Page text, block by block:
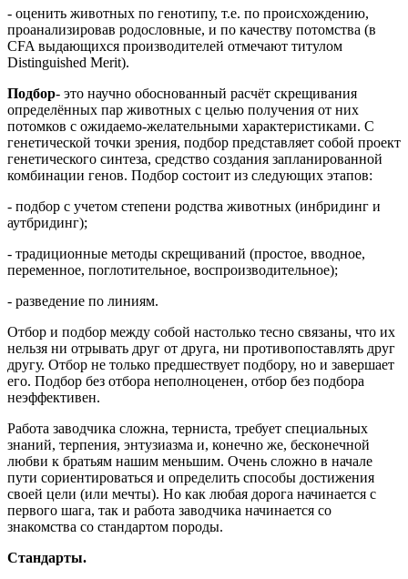
- оценить животных по генотипу, т.е. по происхождению,
проанализировав родословные, и по качеству потомства (в
CFA выдающихся производителей отмечают титулом
Distinguished Merit).
Подбор- это научно обоснованный расчёт скрещивания
определённых пар животных с целью получения от них
потомков с ожидаемо-желательными характеристиками. С
генетической точки зрения, подбор представляет собой проект
генетического синтеза, средство создания запланированной
комбинации генов. Подбор состоит из следующих этапов:
- подбор с учетом степени родства животных (инбридинг и
аутбридинг);
- традиционные методы скрещиваний (простое, вводное,
переменное, поглотительное, воспроизводительное);
- разведение по линиям.
Отбор и подбор между собой настолько тесно связаны, что их
нельзя ни отрывать друг от друга, ни противопоставлять друг
другу. Отбор не только предшествует подбору, но и завершает
его. Подбор без отбора неполноценен, отбор без подбора
неэффективен.
Работа заводчика сложна, терниста, требует специальных
знаний, терпения, энтузиазма и, конечно же, бесконечной
любви к братьям нашим меньшим. Очень сложно в начале
пути сориентироваться и определить способы достижения
своей цели (или мечты). Но как любая дорога начинается с
первого шага, так и работа заводчика начинается со
знакомства со стандартом породы.
Стандарты.